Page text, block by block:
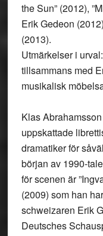
the Sun” (2012),
Erik Gedeon
(2013).
Utmärkelser i
tillsammans med
musikalisk
Klas
uppskattade
dramatiker för
början av 1990-
för scenen är
(2009) som han
schweizaren Erik
Deutsches